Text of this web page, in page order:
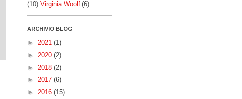
(10) Virginia Woolf (6)
ARCHIVIO BLOG
► 2021 (1)
► 2020 (2)
► 2018 (2)
► 2017 (6)
► 2016 (15)